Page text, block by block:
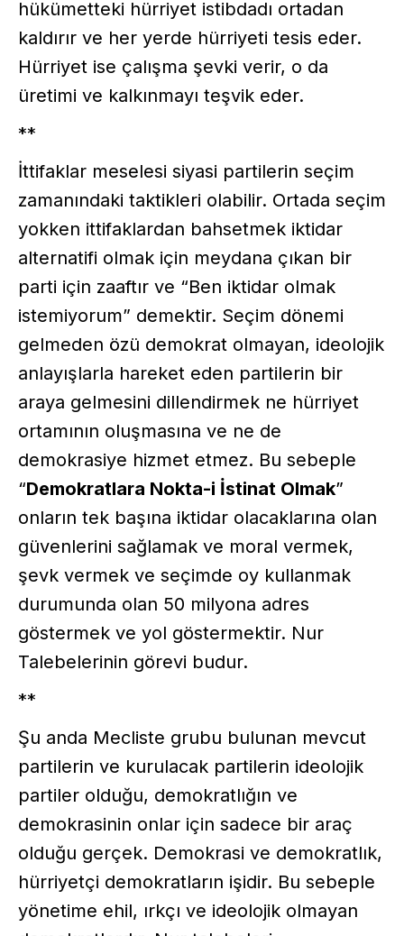
hükümetteki hürriyet istibdadı ortadan
kaldırır ve her yerde hürriyeti tesis eder.
Hürriyet ise çalışma şevki verir, o da
üretimi ve kalkınmayı teşvik eder.
**
İttifaklar meselesi siyasi partilerin seçim
zamanındaki taktikleri olabilir. Ortada seçim
yokken ittifaklardan bahsetmek iktidar
alternatifi olmak için meydana çıkan bir
parti için zaaftır ve “Ben iktidar olmak
istemiyorum” demektir. Seçim dönemi
gelmeden özü demokrat olmayan, ideolojik
anlayışlarla hareket eden partilerin bir
araya gelmesini dillendirmek ne hürriyet
ortamının oluşmasına ve ne de
demokrasiye hizmet etmez. Bu sebeple
“Demokratlara Nokta-i İstinat Olmak”
onların tek başına iktidar olacaklarına olan
güvenlerini sağlamak ve moral vermek,
şevk vermek ve seçimde oy kullanmak
durumunda olan 50 milyona adres
göstermek ve yol göstermektir. Nur
Talebelerinin görevi budur.
**
Şu anda Mecliste grubu bulunan mevcut
partilerin ve kurulacak partilerin ideolojik
partiler olduğu, demokratlığın ve
demokrasinin onlar için sadece bir araç
olduğu gerçek. Demokrasi ve demokratlık,
hürriyetçi demokratların işidir. Bu sebeple
yönetime ehil, ırkçı ve ideolojik olmayan